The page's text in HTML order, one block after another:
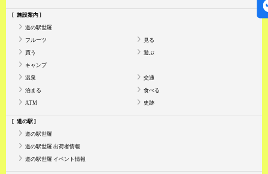
施設案内
道の駅世羅
フルーツ 見る
買う 遊ぶ
キャンプ
温泉 交通
泊まる 食べる
ATM 史跡
道の駅
道の駅世羅
道の駅世羅 出荷者情報
道の駅世羅 イベント情報